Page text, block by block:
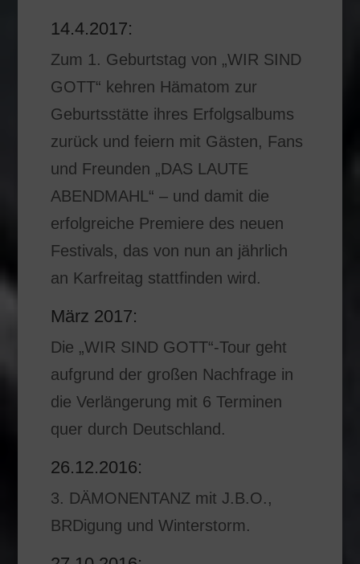
14.4.2017:
Zum 1. Geburtstag von „WIR SIND
GOTT“ kehren Hämatom zur
Geburtsstätte ihres Erfolgsalbums
zurück und feiern mit Gästen, Fans
und Freunden „DAS LAUTE
ABENDMAHL“ – und damit die
erfolgreiche Premiere des neuen
Festivals, das von nun an jährlich
an Karfreitag stattfinden wird.
März 2017:
Die „WIR SIND GOTT“-Tour geht
aufgrund der großen Nachfrage in
die Verlängerung mit 6 Terminen
quer durch Deutschland.
26.12.2016:
3. DÄMONENTANZ mit J.B.O.,
BRDigung und Winterstorm.